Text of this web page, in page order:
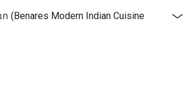
Modern Indian Cuisine